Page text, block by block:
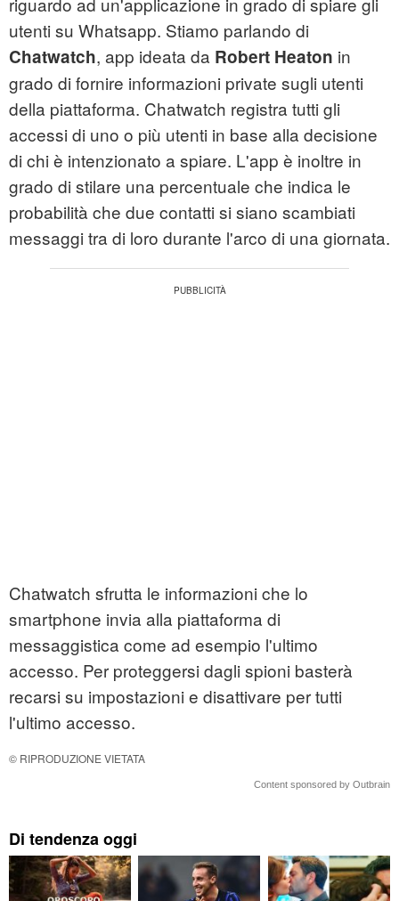
utenti su Whatsapp. Stiamo parlando di
Chatwatch, app ideata da Robert Heaton in
grado di fornire informazioni private sugli utenti
della piattaforma. Chatwatch registra tutti gli
accessi di uno o più utenti in base alla decisione
di chi è intenzionato a spiare. L'app è inoltre in
grado di stilare una percentuale che indica le
probabilità che due contatti si siano scambiati
messaggi tra di loro durante l'arco di una giornata.
Chatwatch sfrutta le informazioni che lo
smartphone invia alla piattaforma di
messaggistica come ad esempio l'ultimo
accesso. Per proteggersi dagli spioni basterà
recarsi su impostazioni e disattivare per tutti
l'ultimo accesso.
© RIPRODUZIONE VIETATA
Content sponsored by Outbrain
Di tendenza oggi